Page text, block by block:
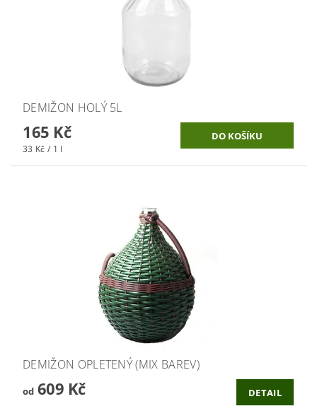
DEMIŽON HOLÝ 5L
165 Kč
33 Kč / 1 l
DEMIŽON OPLETENÝ (MIX BAREV)
od609 Kč DETAIL